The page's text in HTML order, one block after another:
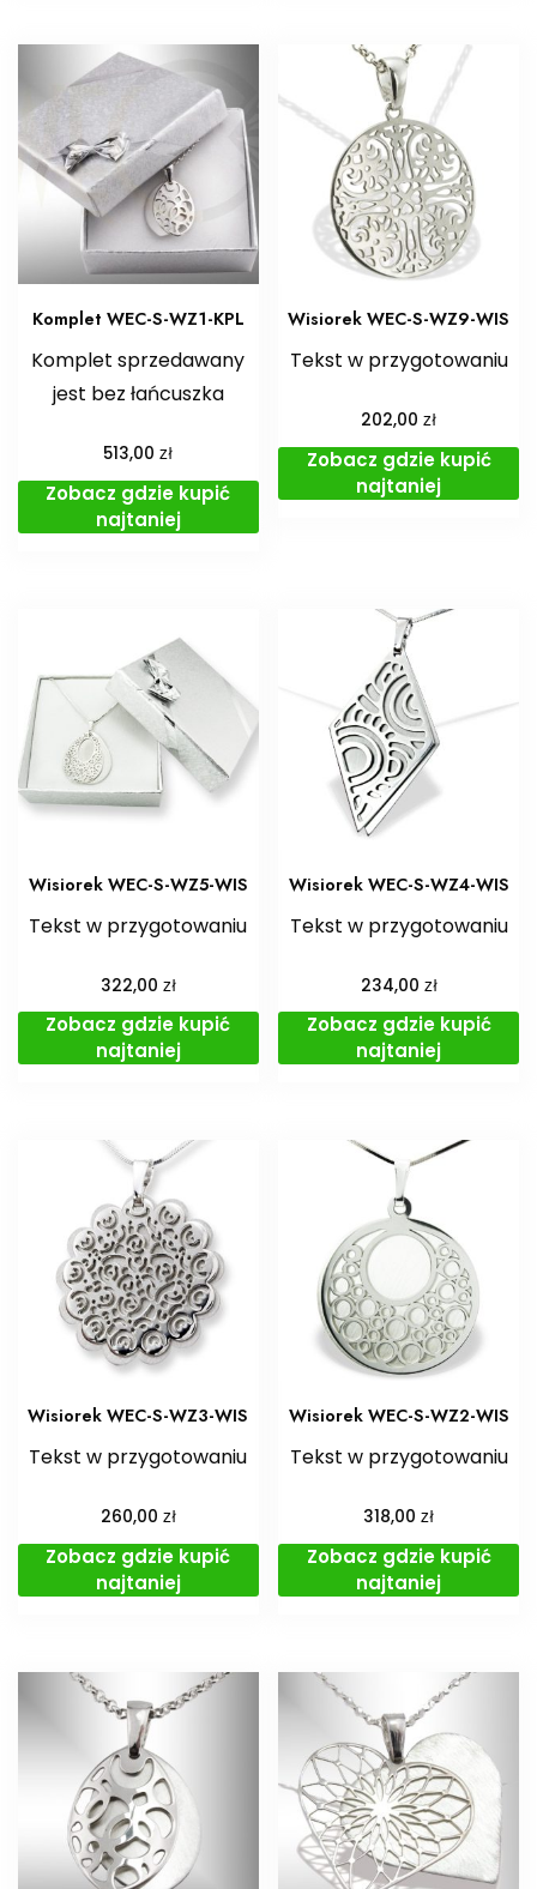
Komplet WEC-S-WZ1-KPL
Komplet sprzedawany
jest bez łańcuszka
513,00zł
Zobacz gdzie kupić
najtaniej
Wisiorek WEC-S-WZ9-WIS
Tekst w przygotowaniu
202,00zł
Zobacz gdzie kupić
najtaniej
Wisiorek WEC-S-WZ5-WIS
Tekst w przygotowaniu
322,00 zł
Zobacz gdzie kupić
najtaniej
Wisiorek WEC-S-WZ4-WIS
Tekst w przygotowaniu
234,00 zł
Zobacz gdzie kupić
najtaniej
Wisiorek WEC-S-WZ3-WIS
Tekst w przygotowaniu
260,00 zł
Zobacz gdzie kupić
najtaniej
Wisiorek WEC-S-WZ2-WIS
Tekst w przygotowaniu
318,00zł
Zobacz gdzie kupić
najtaniej